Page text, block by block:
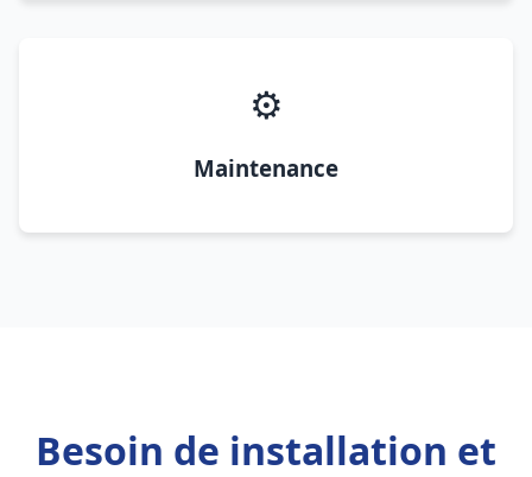
⚙️
Maintenance
Besoin de installation et